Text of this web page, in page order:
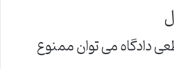
دادگاه می توان ممنوع